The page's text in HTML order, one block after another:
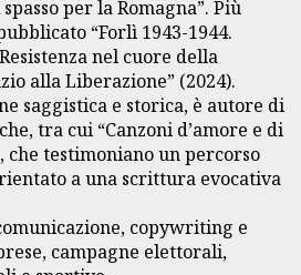
per la Romagna”. Più
“Forlì 1943-1944.
nel cuore della
alla Liberazione” (2024).
saggistica e storica, è autore di
tra cui “Canzoni d’amore e di
che testimoniano un percorso
a una scrittura evocativa
copywriting e
campagne elettorali,